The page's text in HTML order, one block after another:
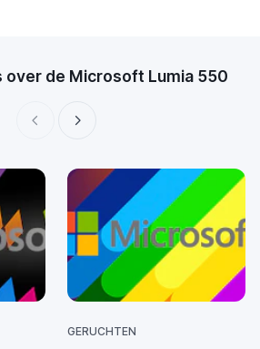
over de Microsoft Lumia 550
GERUCHTEN